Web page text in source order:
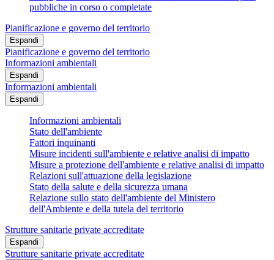
pubbliche in corso o completate
Pianificazione e governo del territorio
Espandi
Pianificazione e governo del territorio
Informazioni ambientali
Espandi
Informazioni ambientali
Espandi
Informazioni ambientali
Stato dell'ambiente
Fattori inquinanti
Misure incidenti sull'ambiente e relative analisi di impatto
Misure a protezione dell'ambiente e relative analisi di impatto
Relazioni sull'attuazione della legislazione
Stato della salute e della sicurezza umana
Relazione sullo stato dell'ambiente del Ministero
dell'Ambiente e della tutela del territorio
Strutture sanitarie private accreditate
Espandi
Strutture sanitarie private accreditate